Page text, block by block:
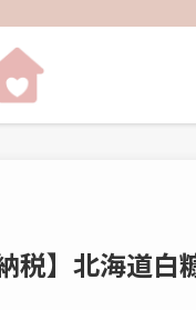
税】北海道